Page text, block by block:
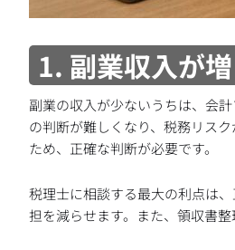
1. 副業収入が
副業の収入が少ないうちは、会
の判断が難しくなり、税務リス
ため、正確な判断が必要です。
税理士に相談する最大の利点は
担を減らせます。また、領収書